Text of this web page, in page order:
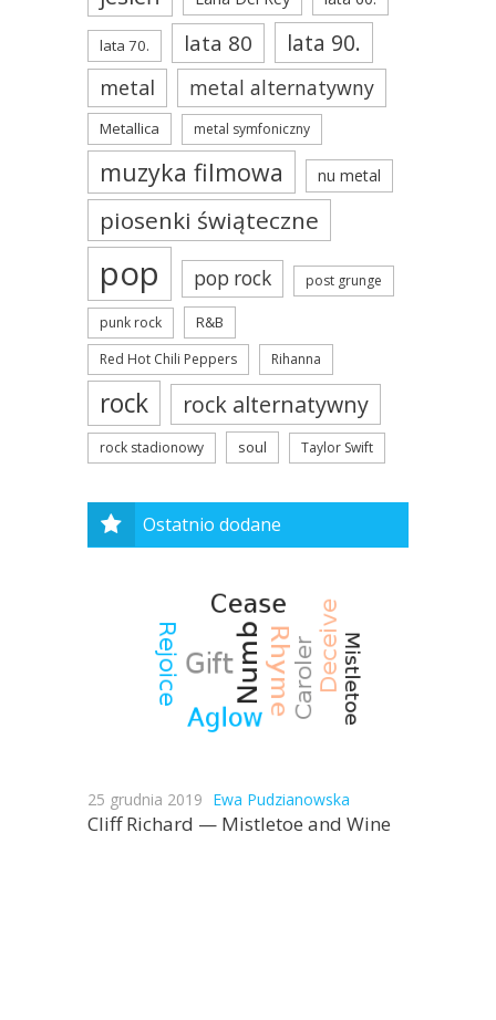
lata 70. lata 80 lata 90.
metal metal alternatywny
Metallica metal symfoniczny
muzyka filmowa nu metal
piosenki świąteczne
pop pop rock post grunge
punk rock R&B
Red Hot Chili Peppers Rihanna
rock rock alternatywny
rock stadionowy soul Taylor Swift
Ostatnio dodane
25 grudnia 2019 Ewa Pudzianowska
Cliff Richard — Mistletoe and Wine